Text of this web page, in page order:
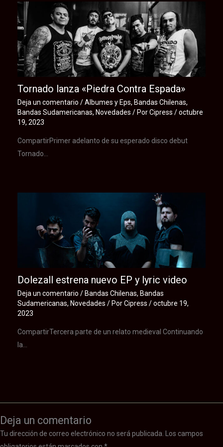
Tornado lanza «Piedra Contra Espada»
Deja un comentario /Albumes y Eps, Bandas Chilenas,
Bandas Sudamericanas, Novedades / PorCipress /octubre
19, 2023
CompartirPrimer adelanto de su esperado disco debut
Tornado…
Dolezall estrena nuevo EP y lyric video
Deja un comentario / Bandas Chilenas, Bandas
Sudamericanas, Novedades / PorCipress /octubre 19,
2023
CompartirTercera parte de un relato medieval Continuando
la…
Deja un comentario
Tu dirección de correo electrónico no será publicada. Los campos